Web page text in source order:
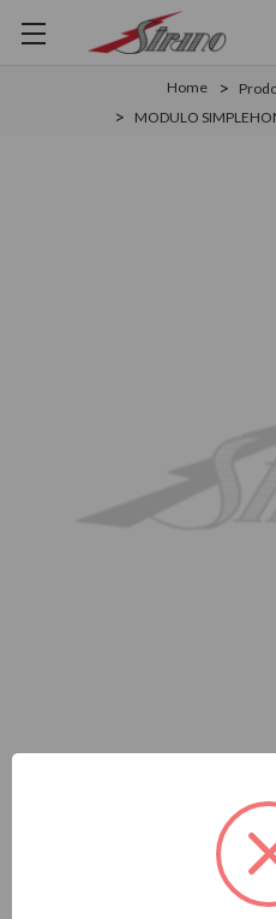
Home
MODULO
MODULO